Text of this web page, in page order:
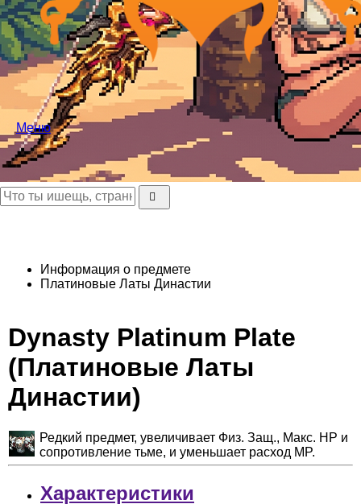
Меню
Информация о предмете
Платиновые Латы Династии
Dynasty Platinum Plate
(Платиновые Латы
Династии)
Редкий предмет, увеличивает Физ. Защ., Макс. HP и
сопротивление тьме, и уменьшает расход MP.
Характеристики